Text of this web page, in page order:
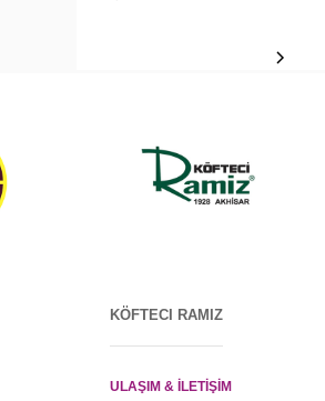
KÖFTECI RAMIZ
ULAŞIM & İLETİŞİM